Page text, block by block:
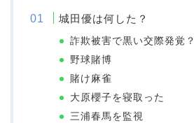
城田優は何した？
詐欺被害で黒い交際発覚？
野球賭博
賭け麻雀
大原櫻子を寝取った
三浦春馬を監視